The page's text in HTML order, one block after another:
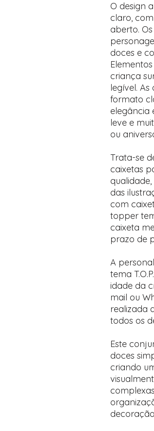
O design
claro,
aberto.
doces e
criança
legível.
formato
elegância
leve e
ou
Trata-se
caixetas
das
com
topper
caixeta
prazo de
A
tema
idade da
mail ou
realizada
todos os
Este
doces
criando